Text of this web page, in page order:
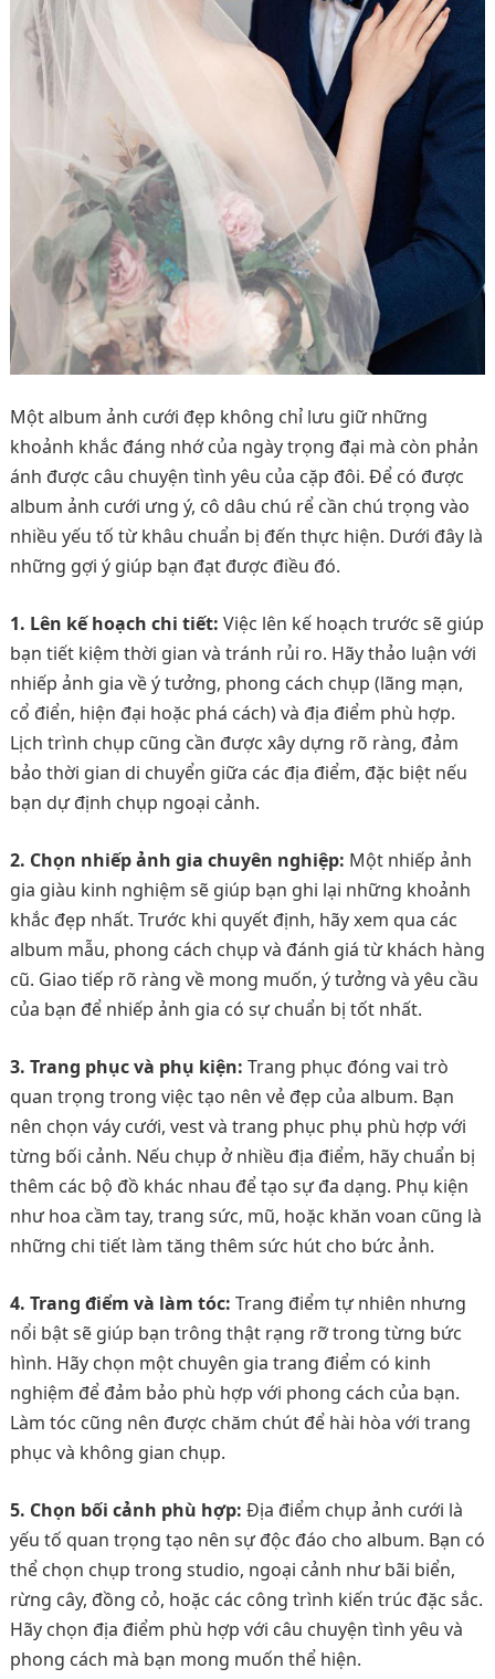
Một album ảnh cưới đẹp không chỉ lưu giữ những
khoảnh khắc đáng nhớ của ngày trọng đại mà còn phản
ánh được câu chuyện tình yêu của cặp đôi. Để có được
album ảnh cưới ưng ý, cô dâu chú rể cần chú trọng vào
nhiều yếu tố từ khâu chuẩn bị đến thực hiện. Dưới đây là
những gợi ý giúp bạn đạt được điều đó.
1. Lên kế hoạch chi tiết: Việc lên kế hoạch trước sẽ giúp
bạn tiết kiệm thời gian và tránh rủi ro. Hãy thảo luận với
nhiếp ảnh gia về ý tưởng, phong cách chụp (lãng mạn,
cổ điển, hiện đại hoặc phá cách) và địa điểm phù hợp.
Lịch trình chụp cũng cần được xây dựng rõ ràng, đảm
bảo thời gian di chuyển giữa các địa điểm, đặc biệt nếu
bạn dự định chụp ngoại cảnh.
2. Chọn nhiếp ảnh gia chuyên nghiệp: Một nhiếp ảnh
gia giàu kinh nghiệm sẽ giúp bạn ghi lại những khoảnh
khắc đẹp nhất. Trước khi quyết định, hãy xem qua các
album mẫu, phong cách chụp và đánh giá từ khách hàng
cũ. Giao tiếp rõ ràng về mong muốn, ý tưởng và yêu cầu
của bạn để nhiếp ảnh gia có sự chuẩn bị tốt nhất.
3. Trang phục và phụ kiện: Trang phục đóng vai trò
quan trọng trong việc tạo nên vẻ đẹp của album. Bạn
nên chọn váy cưới, vest và trang phục phụ phù hợp với
từng bối cảnh. Nếu chụp ở nhiều địa điểm, hãy chuẩn bị
thêm các bộ đồ khác nhau để tạo sự đa dạng. Phụ kiện
như hoa cầm tay, trang sức, mũ, hoặc khăn voan cũng là
những chi tiết làm tăng thêm sức hút cho bức ảnh.
4. Trang điểm và làm tóc: Trang điểm tự nhiên nhưng
nổi bật sẽ giúp bạn trông thật rạng rỡ trong từng bức
hình. Hãy chọn một chuyên gia trang điểm có kinh
nghiệm để đảm bảo phù hợp với phong cách của bạn.
Làm tóc cũng nên được chăm chút để hài hòa với trang
phục và không gian chụp.
5. Chọn bối cảnh phù hợp: Địa điểm chụp ảnh cưới là
yếu tố quan trọng tạo nên sự độc đáo cho album. Bạn có
thể chọn chụp trong studio, ngoại cảnh như bãi biển,
rừng cây, đồng cỏ, hoặc các công trình kiến trúc đặc sắc.
Hãy chọn địa điểm phù hợp với câu chuyện tình yêu và
phong cách mà bạn mong muốn thể hiện.